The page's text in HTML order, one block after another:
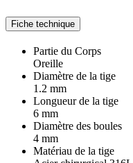
Fiche technique
Partie du Corps
Oreille
Diamètre de la tige
1.2 mm
Longueur de la tige
6 mm
Diamètre des boules
4 mm
Matériau de la tige